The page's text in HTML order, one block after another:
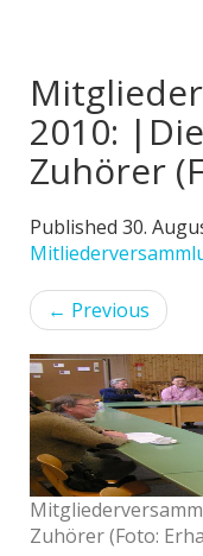
2010:
Zuhörer
Published 30.
← Previous
Zuhörer (Foto: